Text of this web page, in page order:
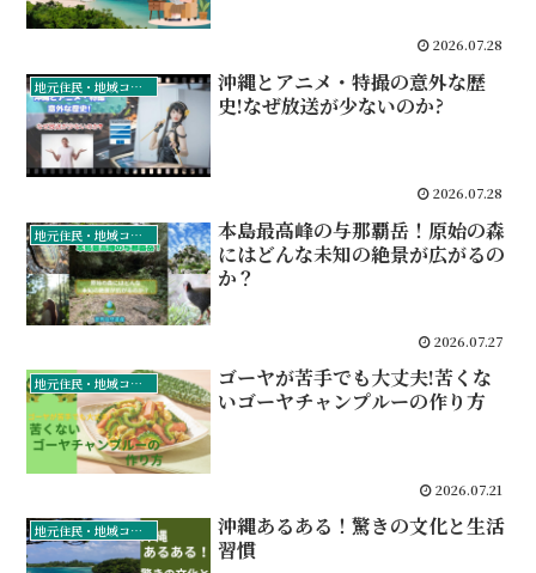
2026.07.28
地元住民・地域コミュニティ
沖縄とアニメ・特撮の意外な歴
史!なぜ放送が少ないのか?
2026.07.28
地元住民・地域コミュニティ
本島最高峰の与那覇岳！原始の森
にはどんな未知の絶景が広がるの
か？
2026.07.27
地元住民・地域コミュニティ
ゴーヤが苦手でも大丈夫!苦くな
いゴーヤチャンプルーの作り方
2026.07.21
地元住民・地域コミュニティ
沖縄あるある！驚きの文化と生活
習慣